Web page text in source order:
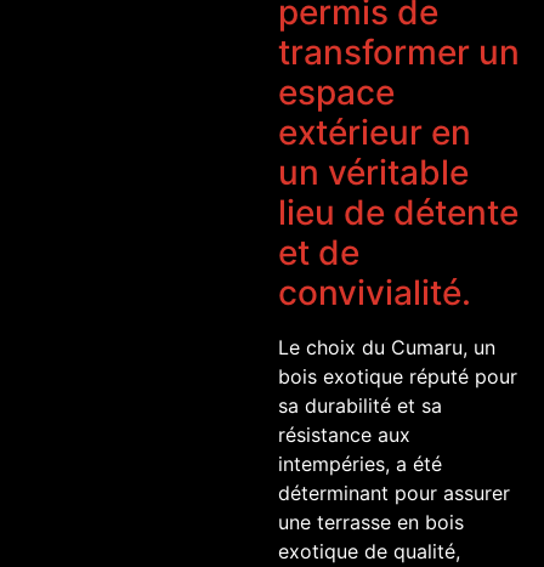
permis de
transformer un
espace
extérieur en
un véritable
lieu de détente
et de
convivialité.
Le choix du Cumaru, un
bois exotique réputé pour
sa durabilité et sa
résistance aux
intempéries, a été
déterminant pour assurer
une terrasse en bois
exotique de qualité,